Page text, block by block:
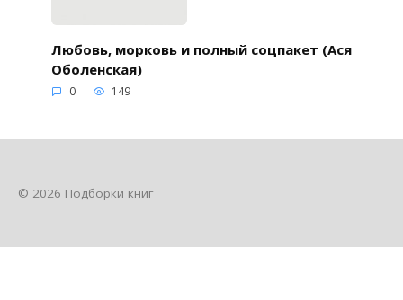
Любовь, морковь и полный соцпакет (Ася
Оболенская)
0 149
© 2026 Подборки книг